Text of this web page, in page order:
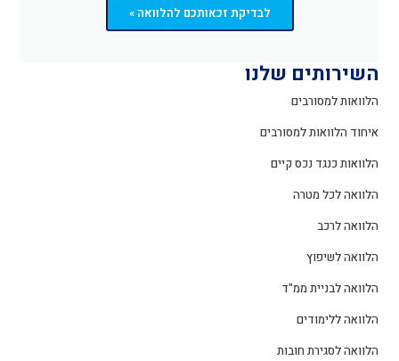
לבדיקת זכאותכם להלוואה »
השירותים שלנו
הלוואות למסורבים
איחוד הלוואות למסורבים
הלוואות כנגד נכס קיים
הלוואה לכל מטרה
הלוואה לרכב
הלוואה לשיפוץ
הלוואה לבניית ממ"ד
הלוואה ללימודים
הלוואה לסגירת חובות